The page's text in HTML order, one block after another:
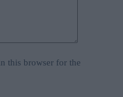
this browser for the